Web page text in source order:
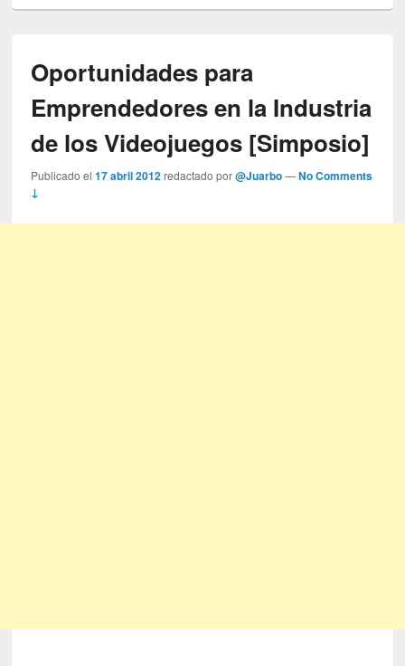
Oportunidades para
Emprendedores en la Industria
de los Videojuegos [Simposio]
Publicado el17 abril 2012 redactado por@Juarbo —No Comments
↓